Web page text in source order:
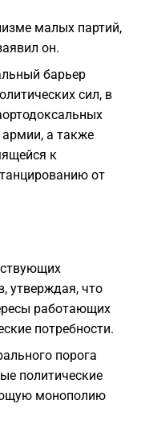
малых партий,
он.
барьер
сил, в
а также
к
от
утверждая, что
работающих
потребности.
порога
политические
монополию